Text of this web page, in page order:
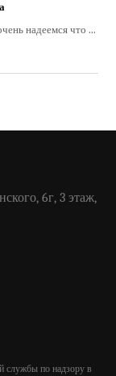
надеемся что ...
6г, 3 этаж,
по надзору в